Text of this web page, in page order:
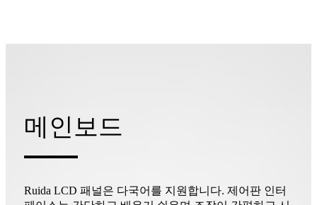
메인보드
Ruida LCD 패널은 다국어를 지원합니다. 제어판 인터